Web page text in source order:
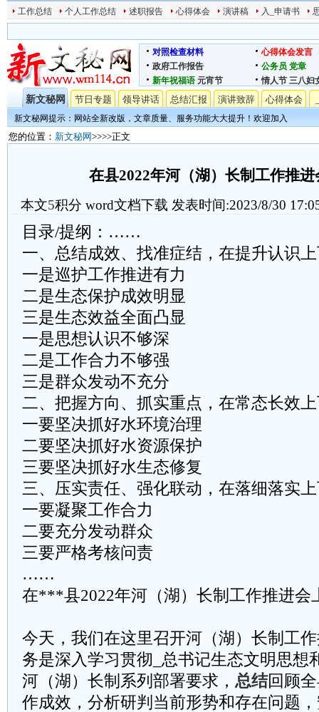
工作总结 个人工作总结 述职报告 心得体会 演讲稿 入_申请书
对照检查材料
心得体会发言
政府工作报告
公务员 党章
新年祝福语 元宵节 情人节 三八妇
新文秘网 节日专题 领导讲话 总结汇报 演讲致辞 心得体会
新文秘网提示：网站全新改版，文章质量、服务功能大大提升！欢迎加入
您的位置： 新文秘网>>>>正文
在县2022年河（湖）长制工作推
本文5积分 word文档下载 发表时间:2023/8/30
目录/提纲：……
一、总结成效、找准症结，在提升认识
一是巡护工作推进有力
二是生态保护成效明显
三是生态效益全面凸显
一是思想认识不够深
二是工作合力不够强
三是群众发动不充分
二、把握方向、抓实重点，在常态长效
一要坚决抓好水环境治理
二要坚决抓好水资源保护
三要坚决抓好水生态修复
三、压实责任、强化联动，在落细落实
一要凝聚工作合力
二要充分发动群众
三要严格考核问责
……
在***县2022年河（湖）长制工作推进会
今天，我们在这里召开河（湖）长制工
务是深入学习贯彻_总书记生态文明思想
河（湖）长制系列部署要求， 总结回顾
作成效，分析研判当前形势和存在问题